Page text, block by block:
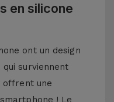
en silicone
ont un design
surviennent
offrent une
! Le